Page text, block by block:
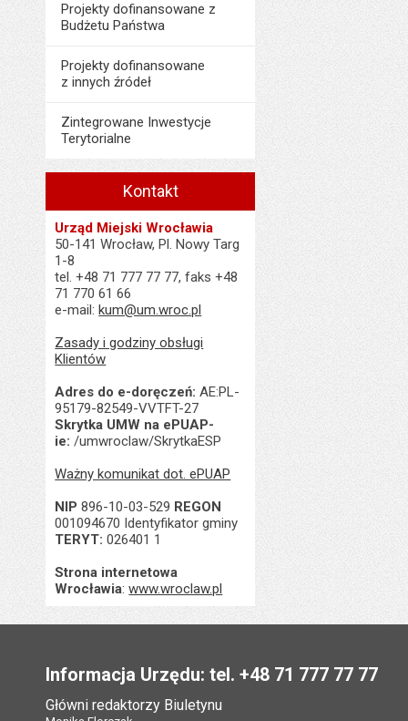
Projekty dofinansowane z
Budżetu Państwa
Projekty dofinansowane
z innych źródeł
Zintegrowane Inwestycje
Terytorialne
Kontakt
Urząd Miejski Wrocławia
50-141 Wrocław, Pl. Nowy Targ
1-8
tel. +48 71 777 77 77, faks +48
71 770 61 66
e-mail:kum@um.wroc.pl
Zasady i godziny obsługi
Klientów
Adres do e-doręczeń: AE:PL-
95179-82549-VVTFT-27
Skrytka UMW na ePUAP-
ie: /umwroclaw/SkrytkaESP
Ważny komunikat dot. ePUAP
NIP 896-10-03-529 REGON
001094670 Identyfikator gminy
TERYT: 026401 1
Strona internetowa
Wrocławia:www.wroclaw.pl
Informacja Urzędu: tel. +48 71 777 77 77
Główni redaktorzy Biuletynu